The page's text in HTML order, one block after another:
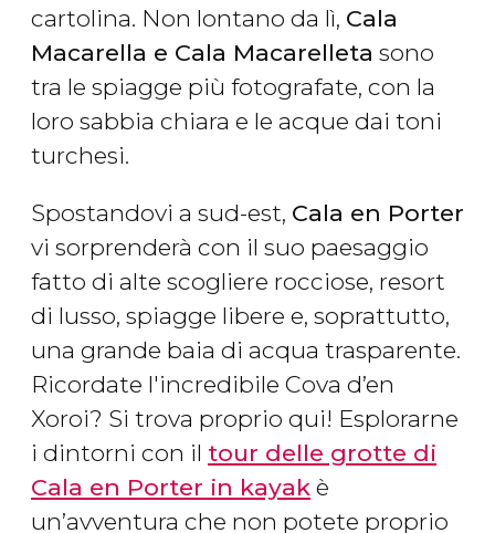
cartolina. Non lontano da lì, Cala
Macarella e Cala Macarelleta sono
tra le spiagge più fotografate, con la
loro sabbia chiara e le acque dai toni
turchesi.
Spostandovi a sud-est, Cala en Porter
vi sorprenderà con il suo paesaggio
fatto di alte scogliere rocciose, resort
di lusso, spiagge libere e, soprattutto,
una grande baia di acqua trasparente.
Ricordate l'incredibile Cova d’en
Xoroi? Si trova proprio qui! Esplorarne
i dintorni con il tour delle grotte di
Cala en Porter in kayak è
un’avventura che non potete proprio